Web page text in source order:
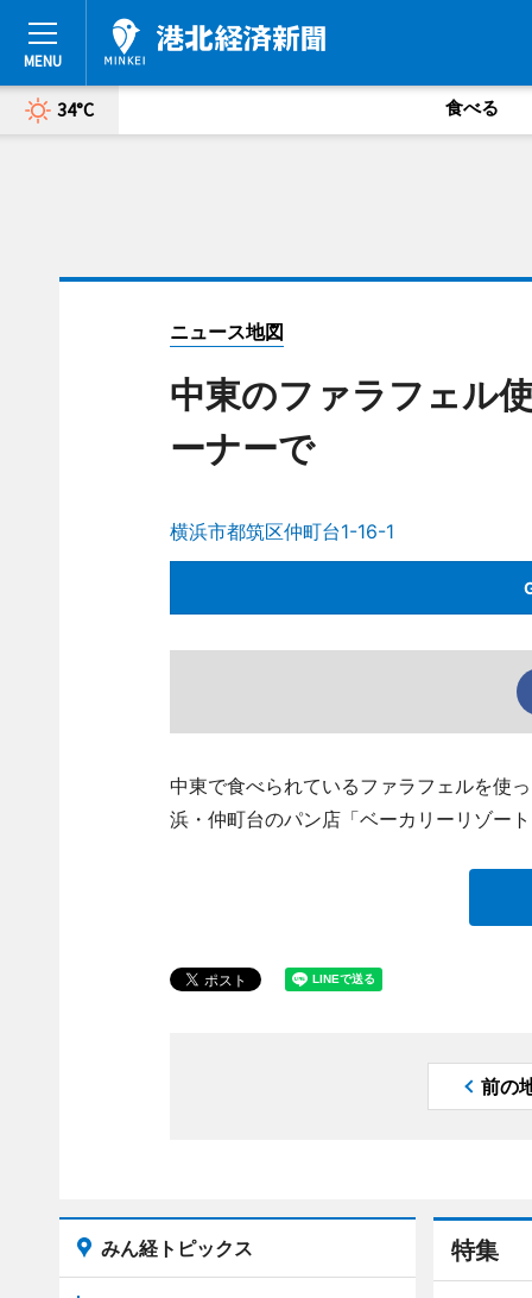
34°C 食べる
ニュース地図
中東のファラフェル
ーナーで
横浜市都筑区仲町台1-16-1
中東で食べられているファラフェルを使
浜・仲町台のパン店「ベーカリーリゾー
前の
特集
みん経トピックス